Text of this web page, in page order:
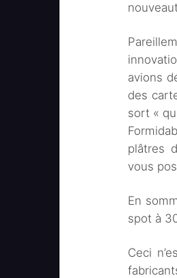
avions
des
sort «
plâtres
vous
En
spot à
Ceci